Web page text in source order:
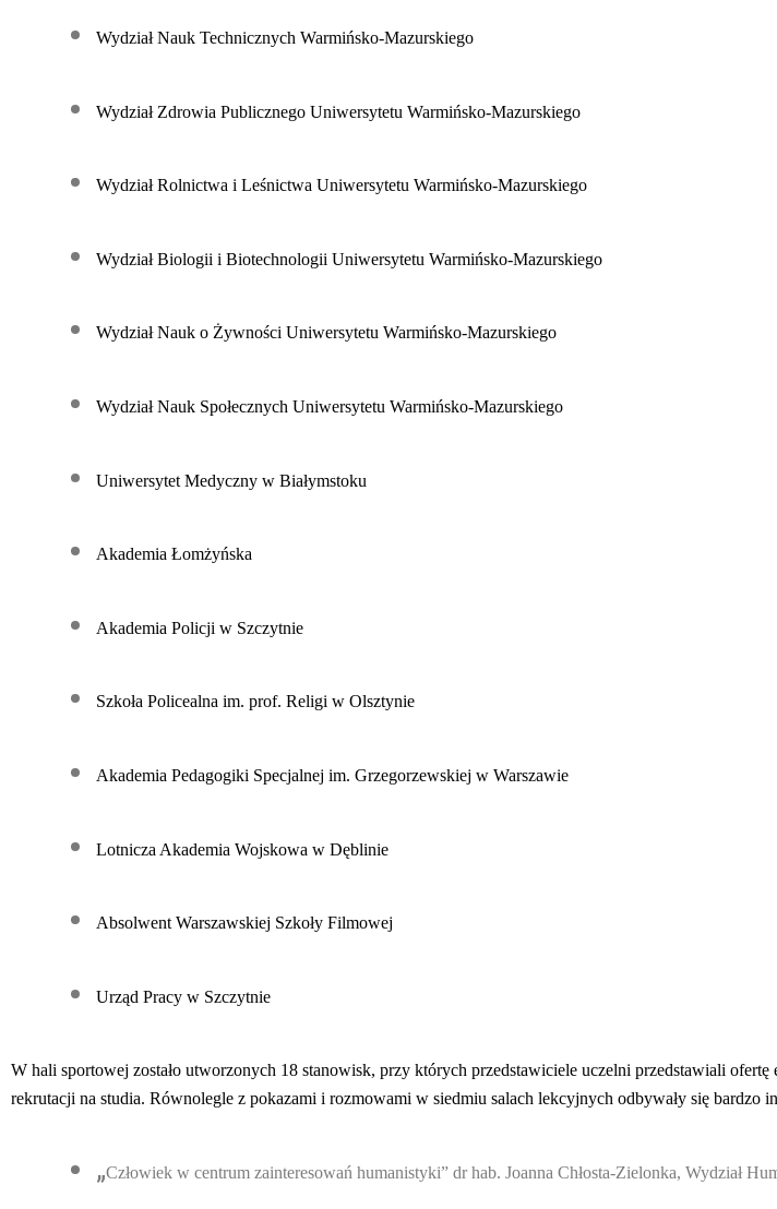
Wydział Nauk Technicznych Warmińsko-Mazurskiego
Wydział Zdrowia Publicznego Uniwersytetu Warmińsko-Mazurskiego
Wydział Rolnictwa i Leśnictwa Uniwersytetu Warmińsko-Mazurskiego
Wydział Biologii i Biotechnologii Uniwersytetu Warmińsko-Mazurskiego
Wydział Nauk o Żywności Uniwersytetu Warmińsko-Mazurskiego
Wydział Nauk Społecznych Uniwersytetu Warmińsko-Mazurskiego
Uniwersytet Medyczny w Białymstoku
Akademia Łomżyńska
Akademia Policji w Szczytnie
Szkoła Policealna im. prof. Religi w Olsztynie
Akademia Pedagogiki Specjalnej im. Grzegorzewskiej w Warszawie
Lotnicza Akademia Wojskowa w Dęblinie
Absolwent Warszawskiej Szkoły Filmowej
Urząd Pracy w Szczytnie
W hali sportowej zostało utworzonych 18 stanowisk, przy których przedstawiciele uczelni przedstawiali
rekrutacji na studia. Równolegle z pokazami i rozmowami w siedmiu salach lekcyjnych odbywały się bardzo
„Człowiek w centrum zainteresowań humanistyki” dr hab. Joanna Chłosta-Zielonka, Wydział